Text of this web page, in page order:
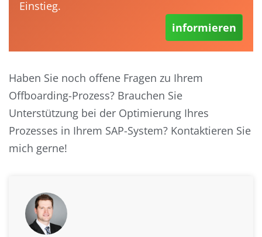
Einstieg.
informieren
Haben Sie noch offene Fragen zu Ihrem
Offboarding-Prozess? Brauchen Sie
Unterstützung bei der Optimierung Ihres
Prozesses in Ihrem SAP-System? Kontaktieren Sie
mich gerne!